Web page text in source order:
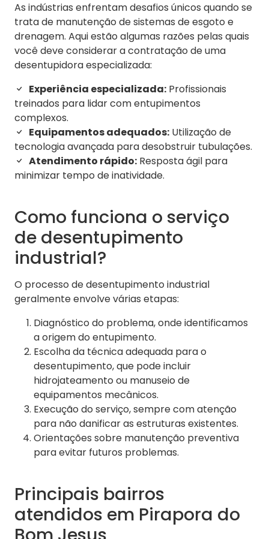
As indústrias enfrentam desafios únicos quando se
trata de manutenção de sistemas de esgoto e
drenagem. Aqui estão algumas razões pelas quais
você deve considerar a contratação de uma
desentupidora especializada:
Experiência especializada: Profissionais
treinados para lidar com entupimentos
complexos.
Equipamentos adequados: Utilização de
tecnologia avançada para desobstruir tubulações.
Atendimento rápido: Resposta ágil para
minimizar tempo de inatividade.
Como funciona o serviço
de desentupimento
industrial?
O processo de desentupimento industrial
geralmente envolve várias etapas:
Diagnóstico do problema, onde identificamos
a origem do entupimento.
Escolha da técnica adequada para o
desentupimento, que pode incluir
hidrojateamento ou manuseio de
equipamentos mecânicos.
Execução do serviço, sempre com atenção
para não danificar as estruturas existentes.
Orientações sobre manutenção preventiva
para evitar futuros problemas.
Principais bairros
atendidos em Pirapora do